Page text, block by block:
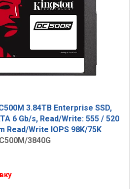
3.84TB Enterprise SSD,
6 Gb/s, Read/Write: 555 / 520
Read/Write IOPS 98K/75K
3840G